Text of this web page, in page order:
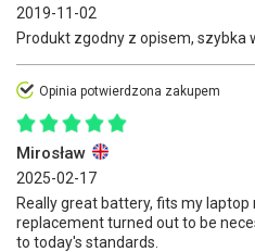
2019-11-02
Produkt zgodny z opisem, szybka
Opinia potwierdzona zakupem
Mirosław
2025-02-17
Really great battery, fits my laptop
replacement turned out to be
to today's standards.